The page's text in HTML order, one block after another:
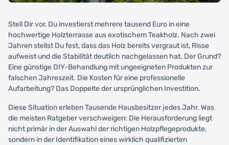
Stell Dir vor, Du investierst mehrere tausend Euro in eine
hochwertige Holzterrasse aus exotischem Teakholz. Nach zwei
Jahren stellst Du fest, dass das Holz bereits vergraut ist, Risse
aufweist und die Stabilität deutlich nachgelassen hat. Der Grund?
Eine günstige DIY-Behandlung mit ungeeigneten Produkten zur
falschen Jahreszeit. Die Kosten für eine professionelle
Aufarbeitung? Das Doppelte der ursprünglichen Investition.
Diese Situation erleben Tausende Hausbesitzer jedes Jahr. Was
die meisten Ratgeber verschweigen: Die Herausforderung liegt
nicht primär in der Auswahl der richtigen Holzpflegeprodukte,
sondern in der Identifikation eines wirklich qualifizierten